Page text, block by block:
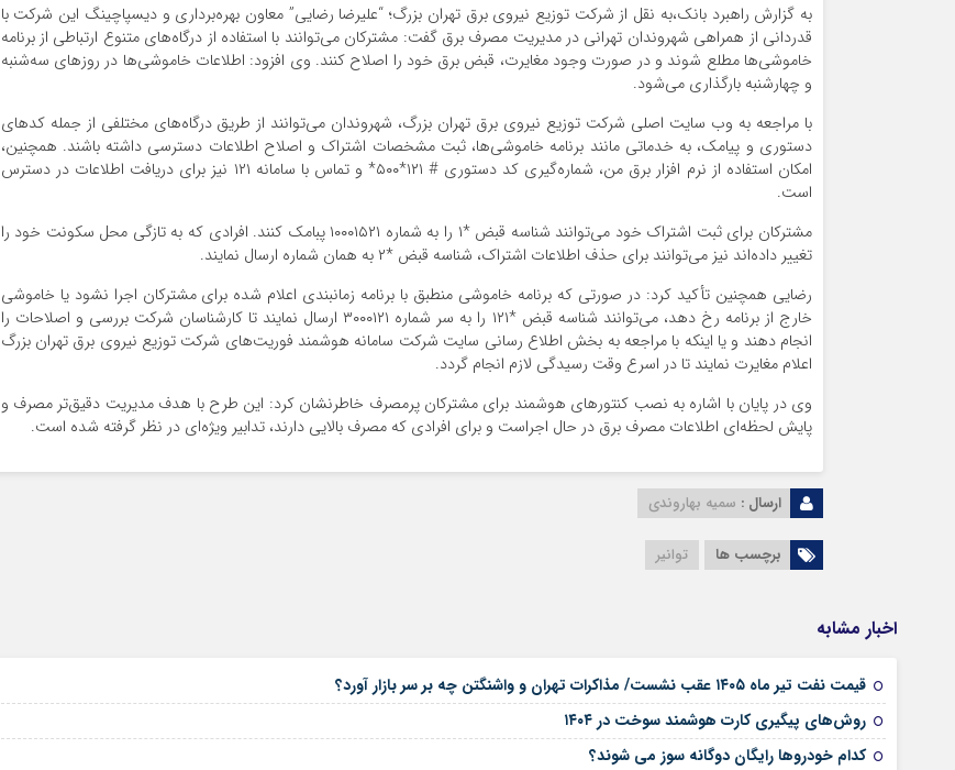
به گزارش راهبرد بانک،به نقل از شرکت توزیع نیروی برق تهران بزرگ؛ “علیرضا رضایی” معاون بهره‌برداری و دیسپاچینگ این شرکت با
قدردانی از همراهی شهروندان تهرانی در مدیریت مصرف برق گفت: مشترکان می‌توانند با استفاده از درگاه‌های متنوع ارتباطی از برنامه
خاموشی‌ها مطلع شوند و در صورت وجود مغایرت، قبض برق خود را اصلاح کنند. وی افزود: اطلاعات خاموشی‌ها در روز‌های سه‌شنبه
و چهارشنبه بارگذاری می‌شود.
با مراجعه به وب سایت اصلی شرکت توزیع نیروی برق تهران بزرگ، شهروندان می‌توانند از طریق درگاه‌های مختلفی از جمله کد‌های
دستوری و پیامک، به خدماتی مانند برنامه خاموشی‌ها، ثبت مشخصات اشتراک و اصلاح اطلاعات دسترسی داشته باشند. همچنین،
امکان استفاده از نرم افزار برق من، شماره‌گیری کد دستوری # ۱۲۱*۵۰۰* و تماس با سامانه ۱۲۱ نیز برای دریافت اطلاعات در دسترس
است.
مشترکان برای ثبت اشتراک خود می‌توانند شناسه قبض *۱ را به شماره ۱۰۰۰۱۵۲۱ پبامک کنند. افرادی که به تازگی محل سکونت خود را
تغییر داده‌اند نیز می‌توانند برای حذف اطلاعات اشتراک، شناسه قبض *۲ به همان شماره ارسال نمایند.
رضایی همچنین تأکید کرد: در صورتی که برنامه خاموشی منطبق با برنامه زمانبندی اعلام شده برای مشترکان اجرا نشود یا خاموشی
خارج از برنامه رخ دهد، می‌توانند شناسه قبض *۱۲۱ را به سر شماره ۳۰۰۰۱۲۱ ارسال نمایند تا کارشناسان شرکت بررسی و اصلاحات را
انجام دهند و یا اینکه با مراجعه به بخش اطلاع رسانی سایت شرکت سامانه هوشمند فوریت‌های شرکت توزیع نیروی برق تهران بزرگ
اعلام مغایرت نمایند تا در اسرع وقت رسیدگی لازم انجام گردد.
وی در پایان با اشاره به نصب کنتور‌های هوشمند برای مشترکان پرمصرف خاطرنشان کرد: این طرح با هدف مدیریت دقیق‌تر مصرف و
پایش لحظه‌ای اطلاعات مصرف برق در حال اجراست و برای افرادی که مصرف بالایی دارند، تدابیر ویژه‌ای در نظر گرفته شده است.
ارسال : سمیه بهاروندی
برچسب ها توانیر
اخبار مشابه
قیمت نفت تیر ماه ۱۴۰۵ عقب نشست/ مذاکرات تهران و واشنگتن چه بر سر بازار آورد؟
روش‌های پیگیری کارت هوشمند سوخت در ۱۴۰۴
کدام خودروها رایگان دوگانه سوز می شوند؟